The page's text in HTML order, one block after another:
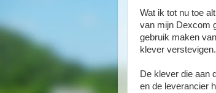
Wat ik tot nu toe
van mijn Dexcom
gebruik maken
klever verstevigen.
De klever die aan
en de leverancier